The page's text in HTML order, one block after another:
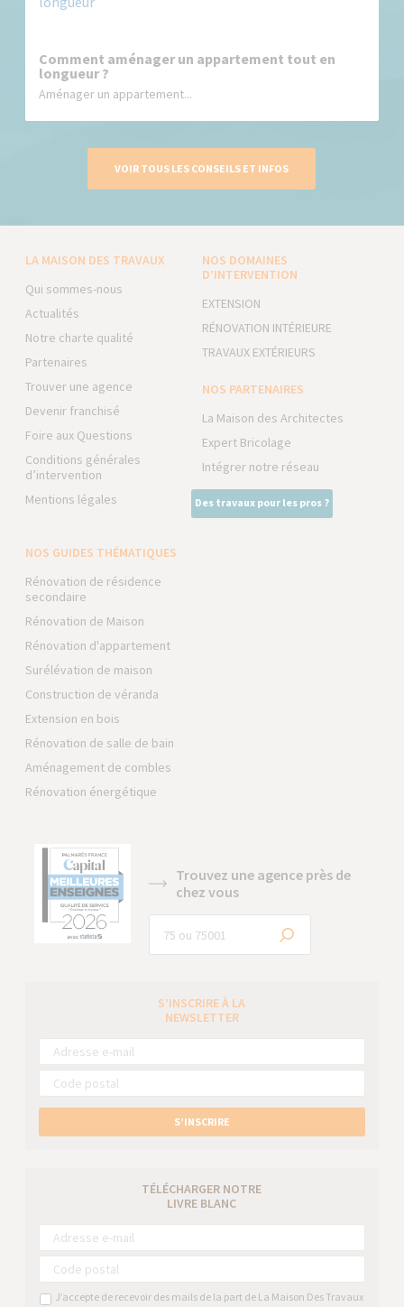
Comment aménager un appartement tout en
longueur ?
Aménager un appartement...
VOIR TOUS LES CONSEILS ET INFOS
LA MAISON DES TRAVAUX
Qui sommes-nous
Actualités
Notre charte qualité
Partenaires
Trouver une agence
Devenir franchisé
Foire aux Questions
Conditions générales
d’intervention
Mentions légales
NOS DOMAINES
D’INTERVENTION
EXTENSION
RÉNOVATION INTÉRIEURE
TRAVAUX EXTÉRIEURS
NOS PARTENAIRES
La Maison des Architectes
Expert Bricolage
Intégrer notre réseau
Des travaux pour les pros ?
NOS GUIDES THÉMATIQUES
Rénovation de résidence
secondaire
Rénovation de Maison
Rénovation d'appartement
Surélévation de maison
Construction de véranda
Extension en bois
Rénovation de salle de bain
Aménagement de combles
Rénovation énergétique
Trouvez une agence près de
chez vous
S’INSCRIRE À LA
NEWSLETTER
S’INSCRIRE
TÉLÉCHARGER NOTRE
LIVRE BLANC
J’accepte de recevoir des mails de la part de La Maison Des Travaux